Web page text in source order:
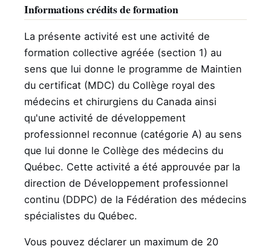
Informations crédits de formation
La présente activité est une activité de
formation collective agréée (section 1) au
sens que lui donne le programme de Maintien
du certificat (MDC) du Collège royal des
médecins et chirurgiens du Canada ainsi
qu'une activité de développement
professionnel reconnue (catégorie A) au sens
que lui donne le Collège des médecins du
Québec. Cette activité a été approuvée par la
direction de Développement professionnel
continu (DDPC) de la Fédération des médecins
spécialistes du Québec.
Vous pouvez déclarer un maximum de 20